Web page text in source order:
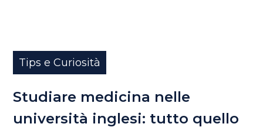
Tips e Curiosità
Studiare medicina nelle
università inglesi: tutto quello